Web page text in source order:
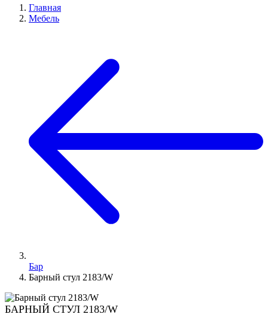
Главная
Мебель
Бар
Барный стул 2183/W
БАРНЫЙ СТУЛ 2183/W